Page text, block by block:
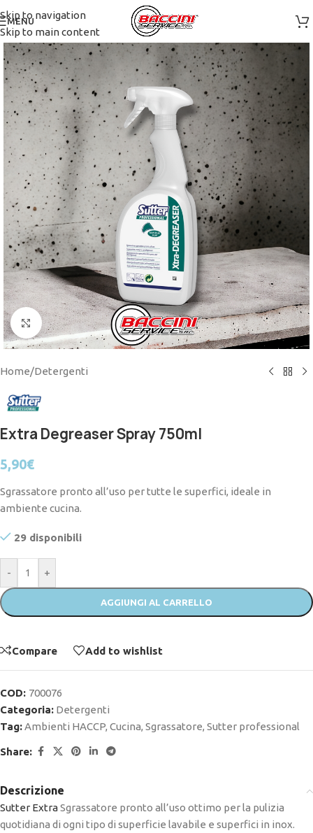
Skip to navigation
Skip to main content
MENU
Click to enlarge
Home/Detergenti
Extra Degreaser Spray 750ml
5,90€
Sgrassatore pronto all’uso per tutte le superfici, ideale in
ambiente cucina.
29 disponibili
- +
AGGIUNGI AL CARRELLO
Compare Add to wishlist
COD: 700076
Categoria: Detergenti
Tag:Ambienti HACCP, Cucina, Sgrassatore, Sutter professional
Share:
Descrizione
Sutter ExtraSgrassatore pronto all’uso ottimo per la pulizia
quotidiana di ogni tipo di superficie lavabile e superfici in inox.